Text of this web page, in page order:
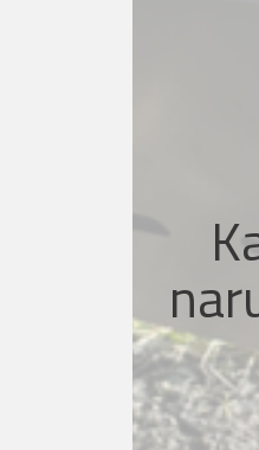
Narudžba
danima od
radni
vratima.
ne radi.